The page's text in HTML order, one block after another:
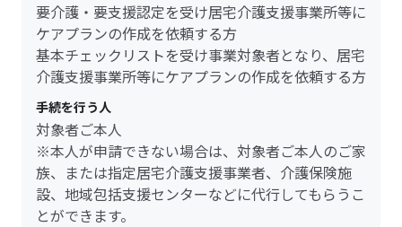
要介護・要支援認定を受け居宅介護支援事業所等に
ケアプランの作成を依頼する方
基本チェックリストを受け事業対象者となり、居宅
介護支援事業所等にケアプランの作成を依頼する方
手続を行う人
対象者ご本人
※本人が申請できない場合は、対象者ご本人のご家
族、または指定居宅介護支援事業者、介護保険施
設、地域包括支援センターなどに代行してもらうこ
とができます。